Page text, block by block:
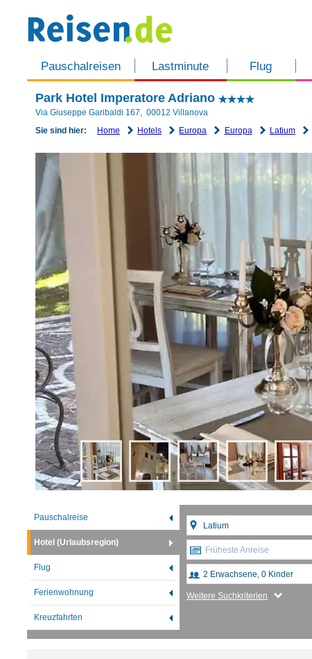
Pauschalreisen Lastminute Flug
Park Hotel Imperatore Adriano
Via Giuseppe Garibaldi 167, 00012 Villanova
Sie sind hier:
Home Hotels Europa Europa Latium
Pauschalreise
Hotel (Urlaubsregion)
Flug
Ferienwohnung
Kreuzfahrten
Früheste Anreise
Weitere Suchkriterien